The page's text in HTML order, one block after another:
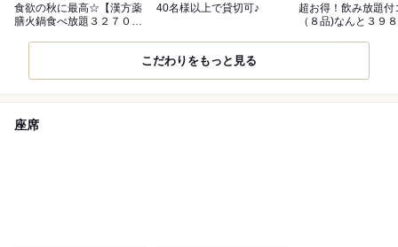
食欲の秋に最高☆【漢方薬
膳火鍋食べ放題３２７０
40名様以上で貸切可♪
超お得！飲み放題付
（８品)なんと３９
こだわりをもっと見る
座席